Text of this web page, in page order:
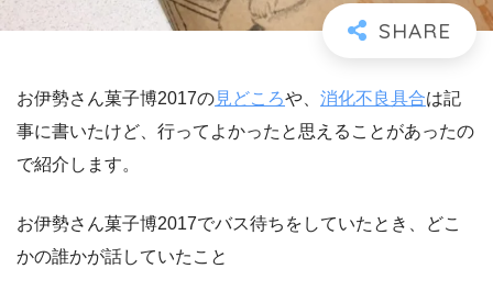
お伊勢さん菓子博2017の見どころや、 消化不良具合は記
事に書いたけど、行ってよかったと思えることがあったの
で紹介します。
お伊勢さん菓子博2017でバス待ちをしていたとき、どこ
かの誰かが話していたこと